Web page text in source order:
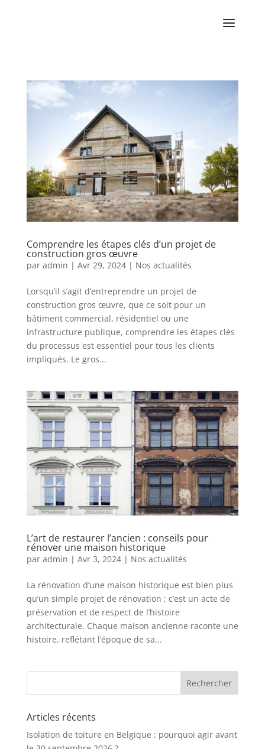
Comprendre les étapes clés d’un projet de
construction gros œuvre
par admin | Avr 29, 2024| Nos actualités
Lorsqu’il s’agit d’entreprendre un projet de
construction gros œuvre, que ce soit pour un
bâtiment commercial, résidentiel ou une
infrastructure publique, comprendre les étapes clés
du processus est essentiel pour tous les clients
impliqués. Le gros...
L’art de restaurer l’ancien : conseils pour
rénover une maison historique
par admin | Avr 3, 2024| Nos actualités
La rénovation d’une maison historique est bien plus
qu’un simple projet de rénovation ; c’est un acte de
préservation et de respect de l’histoire
architecturale. Chaque maison ancienne raconte une
histoire, reflétant l’époque de sa...
Articles récents
Isolation de toiture en Belgique : pourquoi agir avant